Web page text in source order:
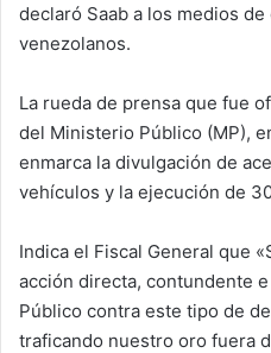
declaró Saab a los medios
venezolanos.
La rueda de prensa que fue
del Ministerio Público (MP),
enmarca la divulgación de
vehículos y la ejecución de
Indica el Fiscal General que
acción directa, contundente
Público contra este tipo de
traficando nuestro oro fuera